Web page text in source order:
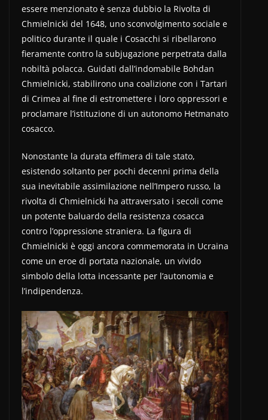
essere menzionato è senza dubbio la Rivolta di
Chmielnicki del 1648, uno sconvolgimento sociale e
politico durante il quale i Cosacchi si ribellarono
fieramente contro la subjugazione perpetrata dalla
nobiltà polacca. Guidati dall’indomabile Bohdan
Chmielnicki, stabilirono una coalizione con i Tartari
di Crimea al fine di estromettere i loro oppressori e
proclamare l’istituzione di un autonomo Hetmanato
cosacco.
Nonostante la durata effimera di tale stato,
esistendo soltanto per pochi decenni prima della
sua inevitabile assimilazione nell’Impero russo, la
rivolta di Chmielnicki ha attraversato i secoli come
un potente baluardo della resistenza cosacca
contro l’oppressione straniera. La figura di
Chmielnicki è oggi ancora commemorata in Ucraina
come un eroe di portata nazionale, un vivido
simbolo della lotta incessante per l’autonomia e
l’indipendenza.